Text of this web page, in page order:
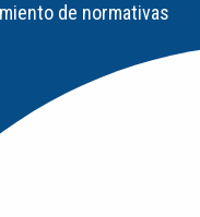
de normativas